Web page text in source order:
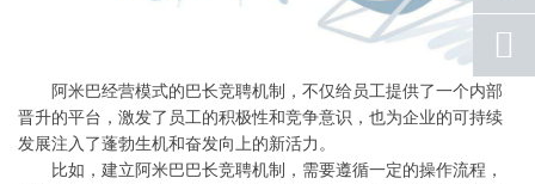
阿米巴经营模式的巴长竞聘机制，不仅给员工提供了一个内部
晋升的平台，激发了员工的积极性和竞争意识，也为企业的可持续
发展注入了蓬勃生机和奋发向上的新活力。
比如，建立阿米巴巴长竞聘机制，需要遵循一定的操作流程，
qq
联系
返回
顶部